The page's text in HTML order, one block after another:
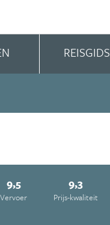
REISGIDS
9,5
Vervoer
9,3
Prijs-kwaliteit